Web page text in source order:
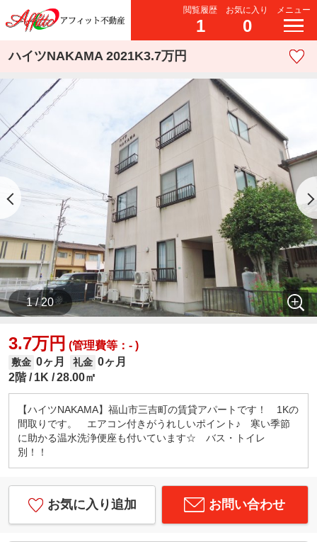
閲覧履歴
1
お気に入り
0
メニュー
ハイツNAKAMA 2021K3.7万円
1 / 20
3.7万円 (管理費等：- )
敷金 0ヶ月 礼金 0ヶ月
2階
1K 28.00㎡
【ハイツNAKAMA】福山市三吉町の賃貸アパートです！ 1Kの
間取りです。 エアコン付きがうれしいポイント♪ 寒い季節
に助かる温水洗浄便座も付いています☆ バス・トイレ
別！！
お気に入り追加 お問い合わせ